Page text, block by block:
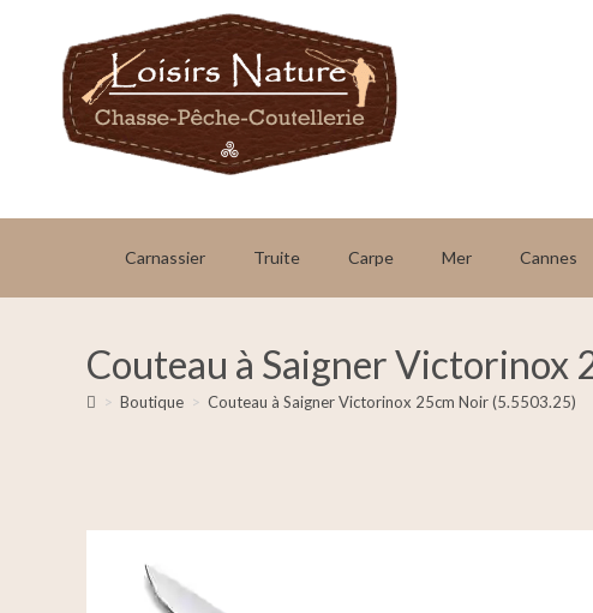
Carnassier Truite Carpe Mer Cannes
Couteau à Saigner Victorinox
> Boutique > Couteau à Saigner Victorinox 25cm Noir (5.5503.25)